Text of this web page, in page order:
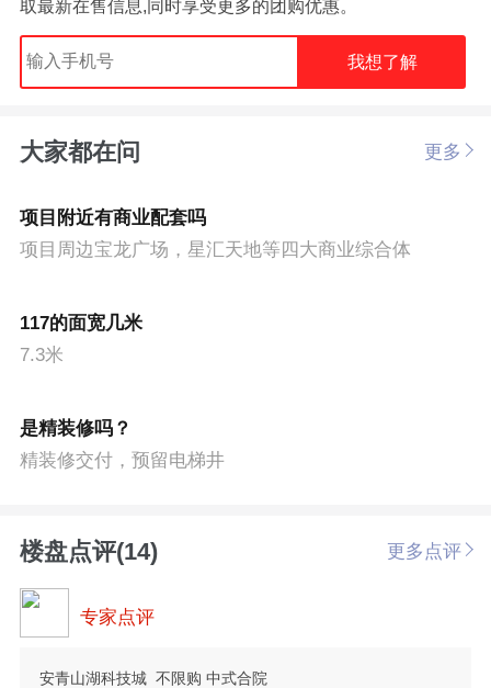
取最新在售信息,同时享受更多的团购优惠。
我想了解
大家都在问 更多
项目附近有商业配套吗
项目周边宝龙广场，星汇天地等四大商业综合体
117的面宽几米
7.3米
是精装修吗？
精装修交付，预留电梯井
楼盘点评(14) 更多点评
专家点评
安青山湖科技城 不限购 中式合院